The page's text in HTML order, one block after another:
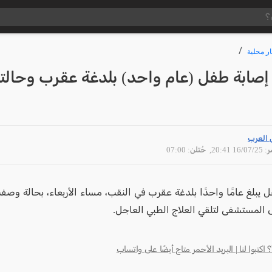
محلية
إصابة طفل (عام واحد) بلدغة عقرب
العرب
20:41
, حُتلن: 07:00
عامًا واحدًا بلدغة عقرب في النقب، مساء الأربعاء، بحالة
المستشفى لتلقي العلاج الطبي العاجل.
لنا | البريد الأحمر متاح أيضًا على واتساب